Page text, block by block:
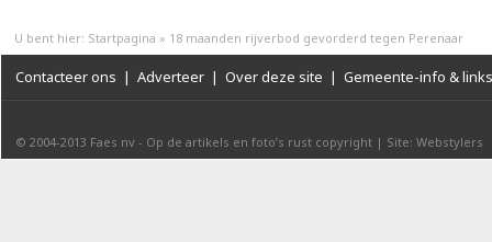
U bent hier: Startpagina » 18 maanden rijverbod gevorderd tegen Perenaar
Contacteer ons | Adverteer | Over deze site | Gemeente-info & links
© 2004-2013 Faes nv - Op de artikels en foto’s rust copyright | Site: Webstylers